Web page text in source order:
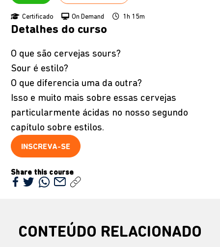
Certificado On Demand 1h 15m
Detalhes do curso
O que são cervejas sours?
Sour é estilo?
O que diferencia uma da outra?
Isso e muito mais sobre essas cervejas
particularmente ácidas no nosso segundo
capítulo sobre estilos.
INSCREVA-SE
Share this course
CONTEÚDO RELACIONADO